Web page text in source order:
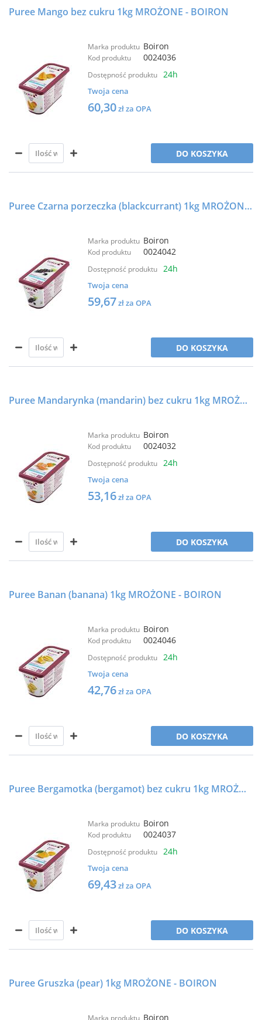
Puree Mango bez cukru 1kg MROŻONE - BOIRON
Marka produktu Boiron
Kod produktu 0024036
Dostępność produktu 24h
Twoja cena
60,30zł za OPA
DO KOSZYKA
Puree Czarna porzeczka (blackcurrant) 1kg MROŻONE - BOIRON
Marka produktu Boiron
Kod produktu 0024042
Dostępność produktu 24h
Twoja cena
59,67zł za OPA
DO KOSZYKA
Puree Mandarynka (mandarin) bez cukru 1kg MROŻONE - BOIRON
Marka produktu Boiron
Kod produktu 0024032
Dostępność produktu 24h
Twoja cena
53,16zł za OPA
DO KOSZYKA
Puree Banan (banana) 1kg MROŻONE - BOIRON
Marka produktu Boiron
Kod produktu 0024046
Dostępność produktu 24h
Twoja cena
42,76zł za OPA
DO KOSZYKA
Puree Bergamotka (bergamot) bez cukru 1kg MROŻONE - BOIRON
Marka produktu Boiron
Kod produktu 0024037
Dostępność produktu 24h
Twoja cena
69,43zł za OPA
DO KOSZYKA
Puree Gruszka (pear) 1kg MROŻONE - BOIRON
Marka produktu Boiron